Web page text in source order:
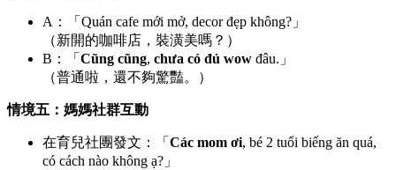
A：「Quán cafe mới mở, decor đẹp không?」
（新開的咖啡店，裝潢美嗎？）
B：「 Cũng cũng, chưa có đủ wow đâu.」
（普通啦，還不夠驚豔。）
情境五：媽媽社群互動
在育兒社團發文：「 Các mom ơi, bé 2 tuổi biếng ăn quá,
có cách nào không ạ?」